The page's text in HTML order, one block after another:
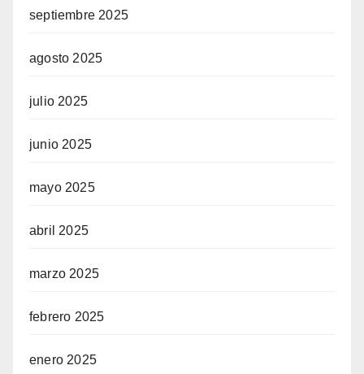
septiembre 2025
agosto 2025
julio 2025
junio 2025
mayo 2025
abril 2025
marzo 2025
febrero 2025
enero 2025